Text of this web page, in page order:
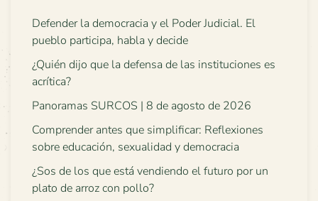
Defender la democracia y el Poder Judicial. El
pueblo participa, habla y decide
¿Quién dijo que la defensa de las instituciones es
acrítica?
Panoramas SURCOS | 8 de agosto de 2026
Comprender antes que simplificar: Reflexiones
sobre educación, sexualidad y democracia
¿Sos de los que está vendiendo el futuro por un
plato de arroz con pollo?